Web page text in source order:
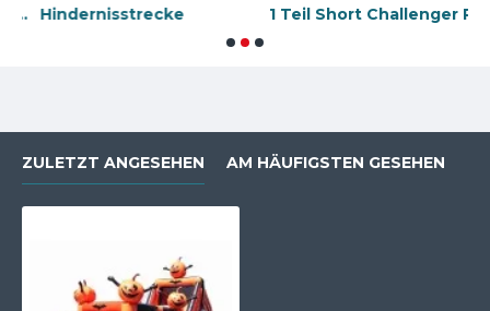
Hindernisstrecke 1 Teil Short Challenger Paw Patrol
ZULETZT ANGESEHEN AM HÄUFIGSTEN GESEHEN